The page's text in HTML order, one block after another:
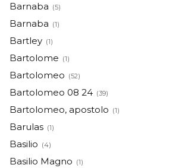
Barnaba (5)
Barnaba (1)
Bartley (1)
Bartolome (1)
Bartolomeo (52)
Bartolomeo 08 24 (39)
Bartolomeo, apostolo (1)
Barulas (1)
Basilio (4)
Basilio Magno (1)